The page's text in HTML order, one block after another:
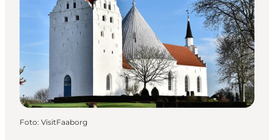
Planlægning
Foto: VisitFaaborg